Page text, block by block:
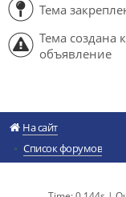
Тема
Тема создана
объявление
На сайт
Список форумов